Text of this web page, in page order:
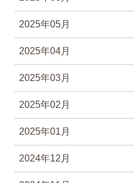
2025年05月
2025年04月
2025年03月
2025年02月
2025年01月
2024年12月